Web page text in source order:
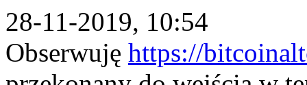
28-11-2019, 10:54
Obserwuję https://